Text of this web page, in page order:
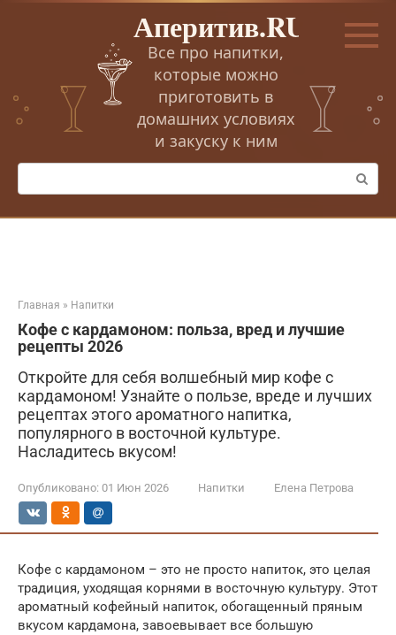
Перейти
Аперитив.RU
Все про напитки,
которые можно
приготовить в
домашних условиях
и закуску к ним
Поиск:
Главная » Напитки
Кофе с кардамоном: польза, вред и лучшие
рецепты 2026
Откройте для себя волшебный мир кофе с
кардамоном! Узнайте о пользе, вреде и лучших
рецептах этого ароматного напитка,
популярного в восточной культуре.
Насладитесь вкусом!
Опубликовано: 01 Июн 2026 Напитки Елена Петрова
Кофе с кардамоном – это не просто напиток, это целая
традиция, уходящая корнями в восточную культуру. Этот
ароматный кофейный напиток, обогащенный пряным
вкусом кардамона, завоевывает все большую